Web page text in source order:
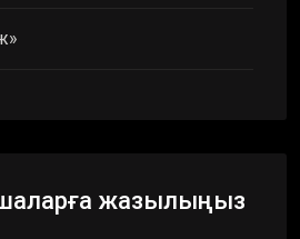
жазылыңыз